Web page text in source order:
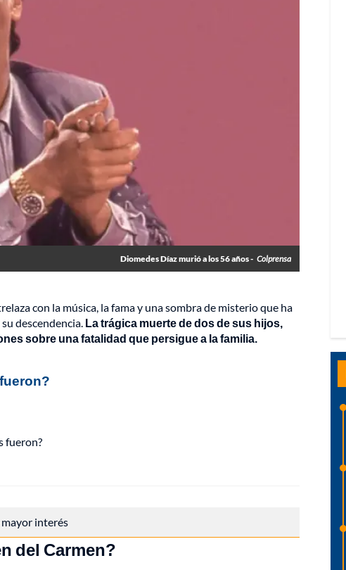
Diomedes Díaz murió a los 56 años - Colprensa
con la música, la fama y una sombra de misterio que ha
descendencia. La trágica muerte de dos de sus hijos,
sobre una fatalidad que persigue a la familia.
fueron?
mayor interés
del Carmen?